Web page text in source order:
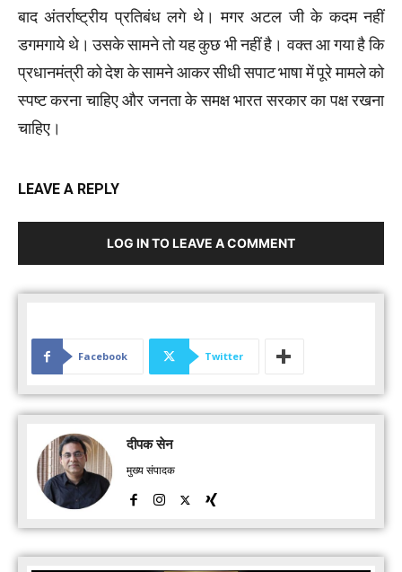
बाद अंतर्राष्ट्रीय प्रतिबंध लगे थे। मगर अटल जी के कदम नहीं
डगमगाये थे। उसके सामने तो यह कुछ भी नहीं है। वक्त आ गया है कि
प्रधानमंत्री को देश के सामने आकर सीधी सपाट भाषा में पूरे मामले को
स्पष्ट करना चाहिए और जनता के समक्ष भारत सरकार का पक्ष रखना
चाहिए।
LEAVE A REPLY
LOG IN TO LEAVE A COMMENT
Facebook Twitter
दीपक सेन
मुख्य संपादक